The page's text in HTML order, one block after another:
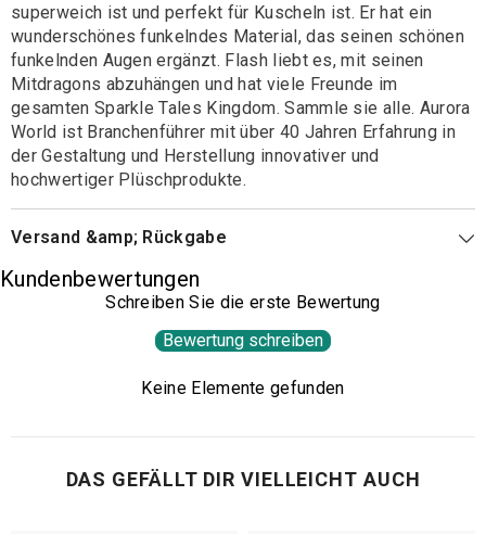
superweich ist und perfekt für Kuscheln ist. Er hat ein
wunderschönes funkelndes Material, das seinen schönen
funkelnden Augen ergänzt. Flash liebt es, mit seinen
Mitdragons abzuhängen und hat viele Freunde im
gesamten Sparkle Tales Kingdom. Sammle sie alle. Aurora
World ist Branchenführer mit über 40 Jahren Erfahrung in
der Gestaltung und Herstellung innovativer und
hochwertiger Plüschprodukte.
Versand &amp; Rückgabe
Kundenbewertungen
Schreiben Sie die erste Bewertung
Bewertung schreiben
Keine Elemente gefunden
DAS GEFÄLLT DIR VIELLEICHT AUCH